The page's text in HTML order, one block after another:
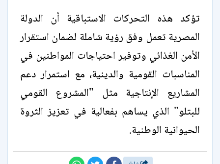
تؤكد هذه التحركات الاستباقية أن الدولة
المصرية تعمل وفق رؤية شاملة لضمان استقرار
الأمن الغذائي وتوفير احتياجات المواطنين في
المناسبات القومية والدينية، مع استمرار دعم
المشاريع الإنتاجية مثل "المشروع القومي
للبتلو" الذي يساهم بفعالية في تعزيز الثروة
الحيوانية الوطنية.